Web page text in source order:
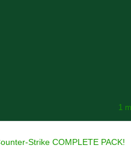
1
Strike COMPLETE PACK!